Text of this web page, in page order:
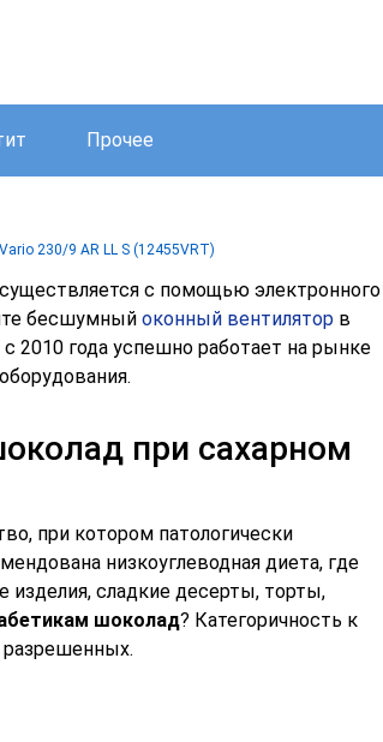
Прочее
230/9 AR LL S (12455VRT)
с помощью электронного
бесшумный оконный вентилятор в
года успешно работает на рынке
при сахарном
при котором патологически
низкоуглеводная диета, где
изделия, сладкие десерты, торты,
шоколад? Категоричность к
разрешенных.